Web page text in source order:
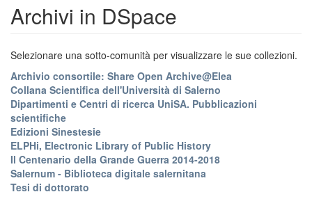
Archivi in DSpace
Selezionare una sotto-comunità per visualizzare le sue collezioni.
Archivio consortile: Share Open Archive@Elea
Collana Scientifica dell'Università di Salerno
Dipartimenti e Centri di ricerca UniSA. Pubblicazioni
scientifiche
Edizioni Sinestesie
ELPHi, Electronic Library of Public History
Il Centenario della Grande Guerra 2014-2018
Salernum - Biblioteca digitale salernitana
Tesi di dottorato